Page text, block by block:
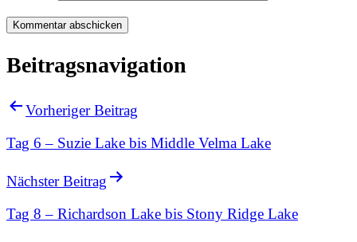
Beitragsnavigation
Vorheriger Beitrag
Tag 6 – Suzie Lake bis Middle Velma Lake
Nächster Beitrag
Tag 8 – Richardson Lake bis Stony Ridge Lake